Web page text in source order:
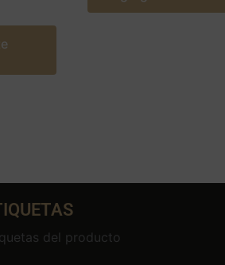
del producto